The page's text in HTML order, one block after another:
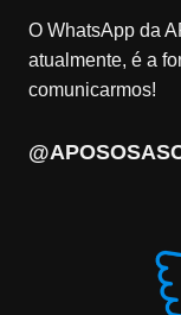
O WhatsApp da
atualmente, é a
comunicarmos!